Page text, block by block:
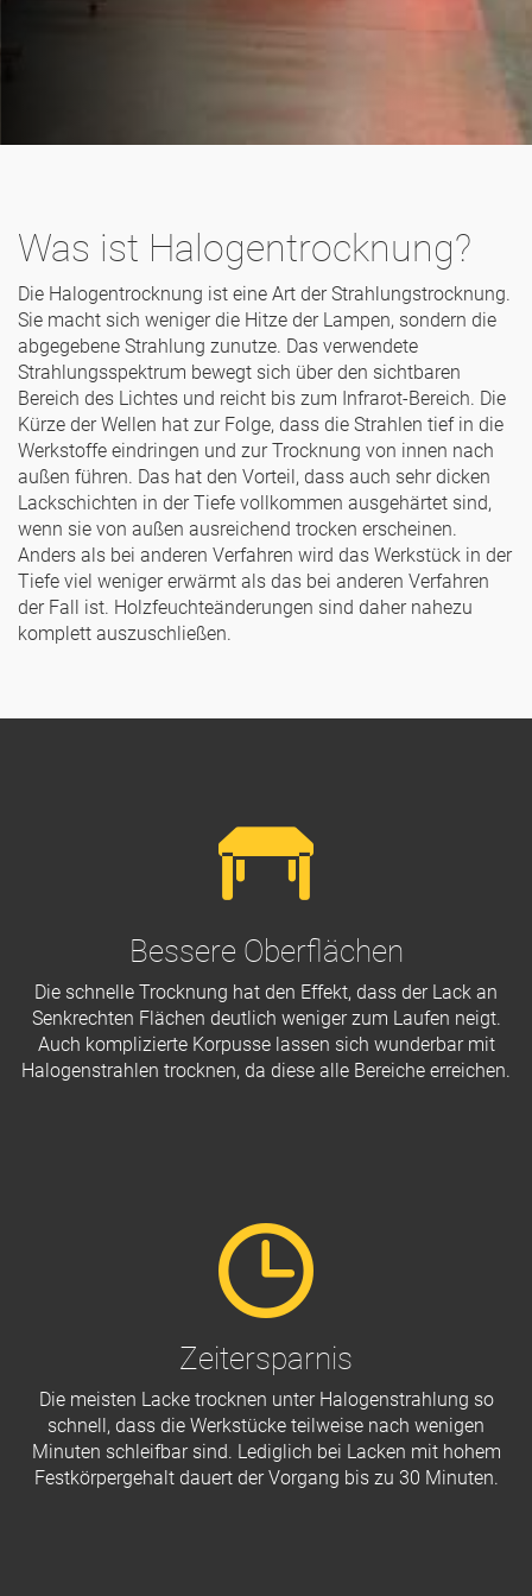
Was ist Halogentrocknung?
Die Halogentrocknung ist eine Art der Strahlungstrocknung.
Sie macht sich weniger die Hitze der Lampen, sondern die
abgegebene Strahlung zunutze. Das verwendete
Strahlungsspektrum bewegt sich über den sichtbaren
Bereich des Lichtes und reicht bis zum Infrarot-Bereich. Die
Kürze der Wellen hat zur Folge, dass die Strahlen tief in die
Werkstoffe eindringen und zur Trocknung von innen nach
außen führen. Das hat den Vorteil, dass auch sehr dicken
Lackschichten in der Tiefe vollkommen ausgehärtet sind,
wenn sie von außen ausreichend trocken erscheinen.
Anders als bei anderen Verfahren wird das Werkstück in der
Tiefe viel weniger erwärmt als das bei anderen Verfahren
der Fall ist. Holzfeuchteänderungen sind daher nahezu
komplett auszuschließen.
Bessere Oberflächen
Die schnelle Trocknung hat den Effekt, dass der Lack an
Senkrechten Flächen deutlich weniger zum Laufen neigt.
Auch komplizierte Korpusse lassen sich wunderbar mit
Halogenstrahlen trocknen, da diese alle Bereiche erreichen.
Zeitersparnis
Die meisten Lacke trocknen unter Halogenstrahlung so
schnell, dass die Werkstücke teilweise nach wenigen
Minuten schleifbar sind. Lediglich bei Lacken mit hohem
Festkörpergehalt dauert der Vorgang bis zu 30 Minuten.